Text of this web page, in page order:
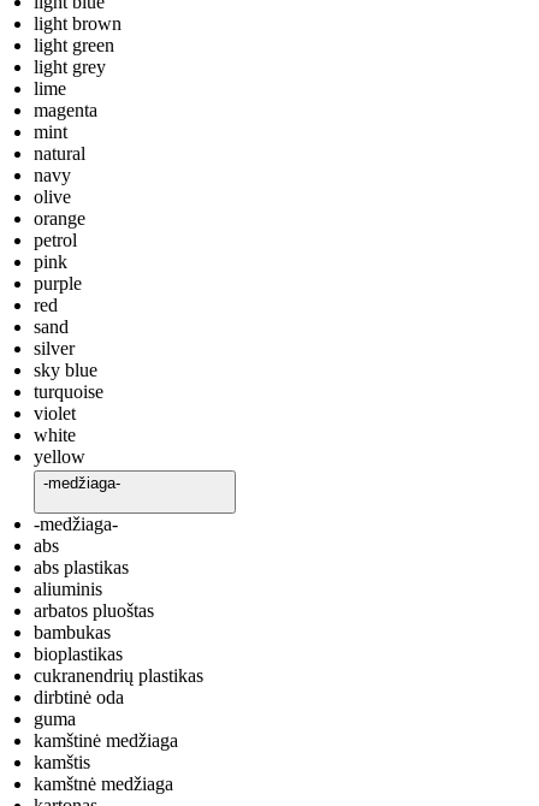
light brown
light green
light grey
lime
magenta
mint
natural
navy
olive
orange
petrol
pink
purple
red
sand
silver
sky blue
turquoise
violet
white
yellow
-medžiaga-
-medžiaga-
abs
abs plastikas
aliuminis
arbatos pluoštas
bambukas
bioplastikas
cukranendrių plastikas
dirbtinė oda
guma
kamštinė medžiaga
kamštis
kamštnė medžiaga